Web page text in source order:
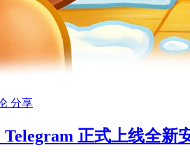
分享
Telegram 正式上线全新